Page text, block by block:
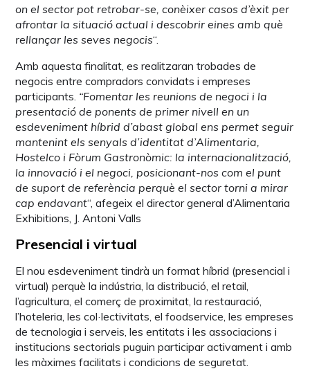
on el sector pot retrobar-se, conèixer casos d’èxit per
afrontar la situació actual i descobrir eines amb què
rellançar les seves negocis“.
Amb aquesta finalitat, es realitzaran trobades de
negocis entre compradors convidats i empreses
participants. “Fomentar les reunions de negoci i la
presentació de ponents de primer nivell en un
esdeveniment híbrid d’abast global ens permet seguir
mantenint els senyals d’identitat d’Alimentaria,
Hostelco i Fòrum Gastronòmic: la internacionalització,
la innovació i el negoci, posicionant-nos com el punt
de suport de referència perquè el sector torni a mirar
cap endavant“, afegeix el director general d’Alimentaria
Exhibitions, J. Antoni Valls
Presencial i virtual
El nou esdeveniment tindrà un format híbrid (presencial i
virtual) perquè la indústria, la distribució, el retail,
l’agricultura, el comerç de proximitat, la restauració,
l’hoteleria, les col·lectivitats, el foodservice, les empreses
de tecnologia i serveis, les entitats i les associacions i
institucions sectorials puguin participar activament i amb
les màximes facilitats i condicions de seguretat.